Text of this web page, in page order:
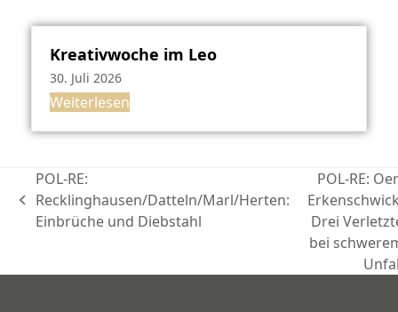
Kreativwoche im Leo
30. Juli 2026
Weiterlesen
vorheriger
Beitrag:
POL-RE:
Recklinghausen/Datteln/Marl/Herten:
Einbrüche und Diebstahl
Nächster
Beitrag:
POL-RE:
Drei
bei